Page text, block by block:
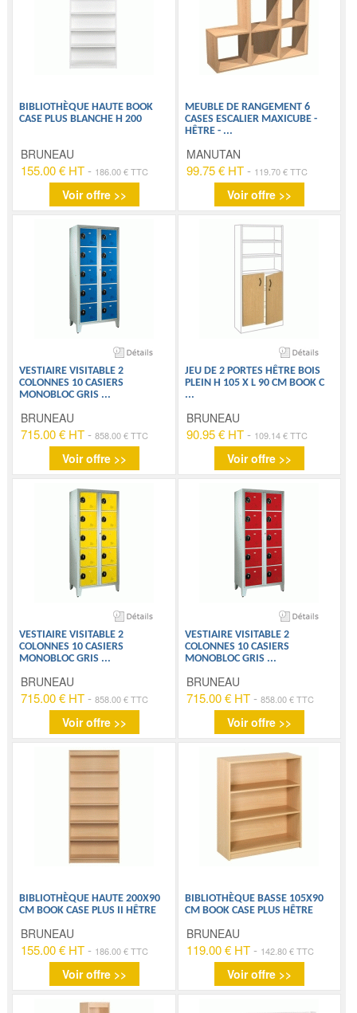
BIBLIOTHÈQUE HAUTE BOOK
CASE PLUS BLANCHE H 200
BRUNEAU
155.00 € HT - 186.00 € TTC
Voir offre >>
MEUBLE DE RANGEMENT 6
CASES ESCALIER MAXICUBE -
HÊTRE - ...
MANUTAN
99.75 € HT- 119.70 € TTC
Voir offre >>
VESTIAIRE VISITABLE 2
COLONNES 10 CASIERS
MONOBLOC GRIS ...
BRUNEAU
715.00 € HT -858.00 € TTC
Voir offre >>
JEU DE 2 PORTES HÊTRE BOIS
PLEIN H 105 X L 90 CM BOOK C
...
BRUNEAU
90.95 € HT- 109.14 € TTC
Voir offre >>
VESTIAIRE VISITABLE 2
COLONNES 10 CASIERS
MONOBLOC GRIS ...
BRUNEAU
715.00 € HT -858.00 € TTC
Voir offre >>
VESTIAIRE VISITABLE 2
COLONNES 10 CASIERS
MONOBLOC GRIS ...
BRUNEAU
715.00 € HT- 858.00 € TTC
Voir offre >>
BIBLIOTHÈQUE HAUTE 200X90
CM BOOK CASE PLUS II HÊTRE
BRUNEAU
155.00 € HT - 186.00 € TTC
Voir offre >>
BIBLIOTHÈQUE BASSE 105X90
CM BOOK CASE PLUS HÊTRE
BRUNEAU
119.00 € HT- 142.80 € TTC
Voir offre >>